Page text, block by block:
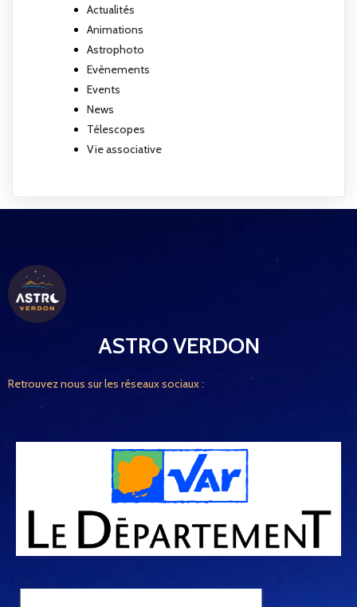
Actualités
Animations
Astrophoto
Evènements
Events
News
Télescopes
Vie associative
ASTRO VERDON
Retrouvez nous sur les réseaux sociaux :